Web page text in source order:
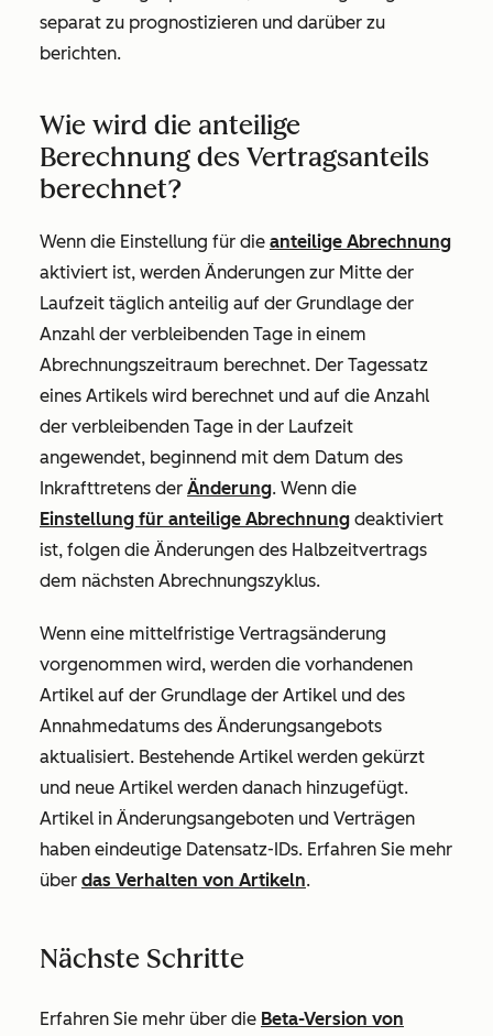
separat zu prognostizieren und darüber zu
berichten.
Wie wird die anteilige
Berechnung des Vertragsanteils
berechnet?
Wenn die Einstellung für die anteilige Abrechnung
aktiviert ist, werden Änderungen zur Mitte der
Laufzeit täglich anteilig auf der Grundlage der
Anzahl der verbleibenden Tage in einem
Abrechnungszeitraum berechnet. Der Tagessatz
eines Artikels wird berechnet und auf die Anzahl
der verbleibenden Tage in der Laufzeit
angewendet, beginnend mit dem Datum des
Inkrafttretens der Änderung. Wenn die
Einstellung für anteilige Abrechnung deaktiviert
ist, folgen die Änderungen des Halbzeitvertrags
dem nächsten Abrechnungszyklus.
Wenn eine mittelfristige Vertragsänderung
vorgenommen wird, werden die vorhandenen
Artikel auf der Grundlage der Artikel und des
Annahmedatums des Änderungsangebots
aktualisiert. Bestehende Artikel werden gekürzt
und neue Artikel werden danach hinzugefügt.
Artikel in Änderungsangeboten und Verträgen
haben eindeutige Datensatz-IDs. Erfahren Sie mehr
über das Verhalten von Artikeln.
Nächste Schritte
Erfahren Sie mehr über die Beta-Version von